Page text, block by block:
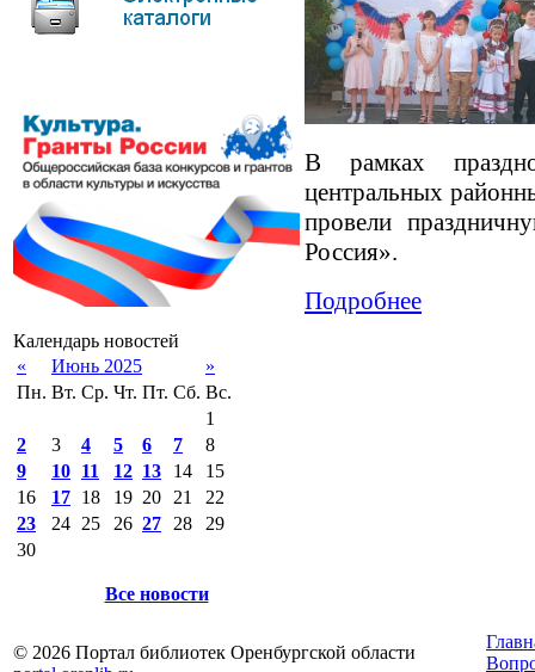
Календарь новостей
«
Июнь 2025
»
Пн. Вт. Ср. Чт. Пт. Сб. Вс.
1
2
3 4 5 6 7
8
9
10 11 12 13 14
15
16
17 18 19 20 21
22
23
24 25 26 27 28
29
30
Все новости
В рамках
центральных
провели
Россия».
Подробнее
© 2026 Портал библиотек Оренбургской области